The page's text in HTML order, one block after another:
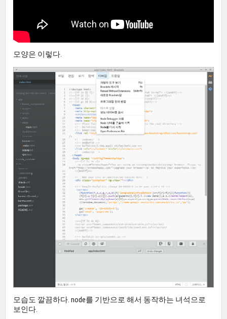
모양은 이렇다.
모습도 깔끔하다. node를 기반으로 해서 동작하는 녀석으로
보인다.